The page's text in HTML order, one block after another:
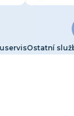
Ostatní